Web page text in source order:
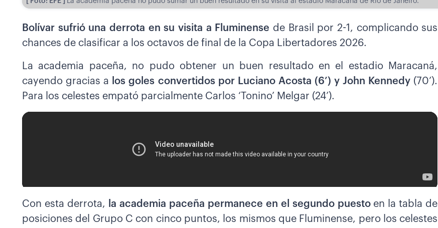
Bolívar sufrió una derrota en su visita a Fluminense de Brasil por 2-1, complicando sus
chances de clasificar a los octavos de final de la Copa Libertadores 2026.
La academia paceña, no pudo obtener un buen resultado en el estadio Maracaná,
cayendo gracias a los goles convertidos por Luciano Acosta (6’) y John Kennedy (70’).
Para los celestes empató parcialmente Carlos ‘Tonino’ Melgar (24’).
Con esta derrota, la academia paceña permanece en el segundo puestoen la tabla de
posiciones del Grupo C con cinco puntos, los mismos que Fluminense, pero los celestes